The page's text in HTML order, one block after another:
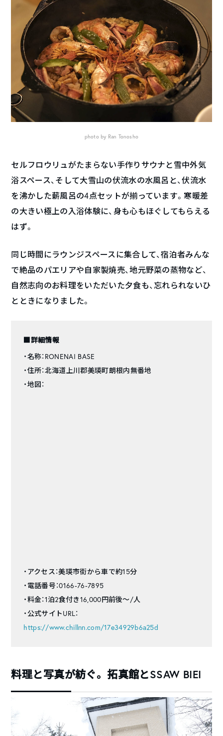
photo by Ran Tonosho
セルフロウリュがたまらない手作りサウナと雪中外気
浴スペース、そして大雪山の伏流水の水風呂と、伏流水
を沸かした薪風呂の4点セットが揃っています。寒暖差
の大きい極上の入浴体験に、身も心もほぐしてもらえる
はず。
同じ時間にラウンジスペースに集合して、宿泊者みんな
で絶品のパエリアや自家製焼売、地元野菜の蒸物など、
自然志向のお料理をいただいた夕食も、忘れられないひ
とときになりました。
■詳細情報
・名称：RONENAI BASE
・住所：北海道上川郡美瑛町朗根内無番地
・地図：
・アクセス：美瑛市街から車で約15分
・電話番号：0166-76-7895
・料金：1泊2食付き16,000円前後〜/人
・公式サイトURL：
https://www.chillnn.com/17e34929b6a25d
料理と写真が紡ぐ。拓真館とSSAW BIEI